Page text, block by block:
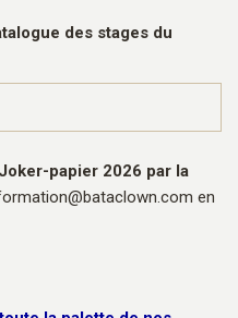
des stages du
papier 2026 par la
@bataclown.com en